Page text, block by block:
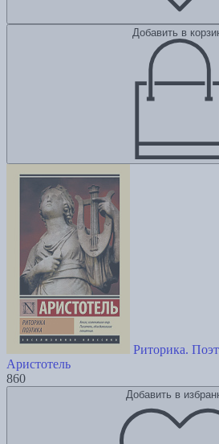
Добавить в
Риторика.
Аристотель
860
Добавить в